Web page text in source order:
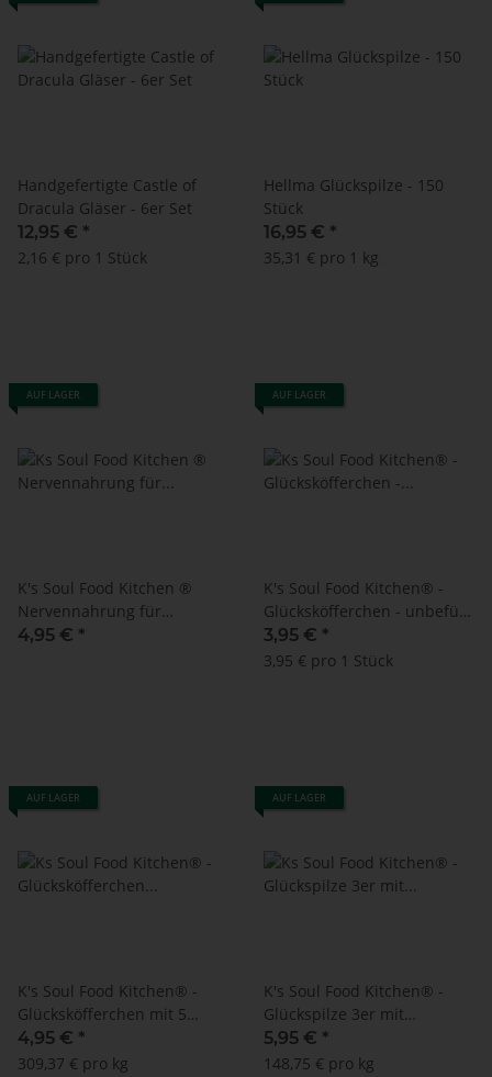
Handgefertigte Castle of
Dracula Gläser - 6er Set
12,95 € *
2,16 € pro 1 Stück
Hellma Glückspilze - 150
Stück
16,95 € *
35,31 € pro 1 kg
AUF LAGER
K's Soul Food Kitchen ®
Nervennahrung für
unterwegs / Nervennahrung
4,95 € *
AUF LAGER
K's Soul Food Kitchen® -
Glücksköfferchen - unbefüllt
/ zum Selberbefüllen
3,95 € *
3,95 € pro 1 Stück
AUF LAGER
K's Soul Food Kitchen® -
Glücksköfferchen mit 5
Glückspilzen (16 g)
4,95 € *
309,37 € pro kg
AUF LAGER
K's Soul Food Kitchen® -
Glückspilze 3er mit
Glücksklee-Anhänger
5,95 € *
148,75 € pro kg